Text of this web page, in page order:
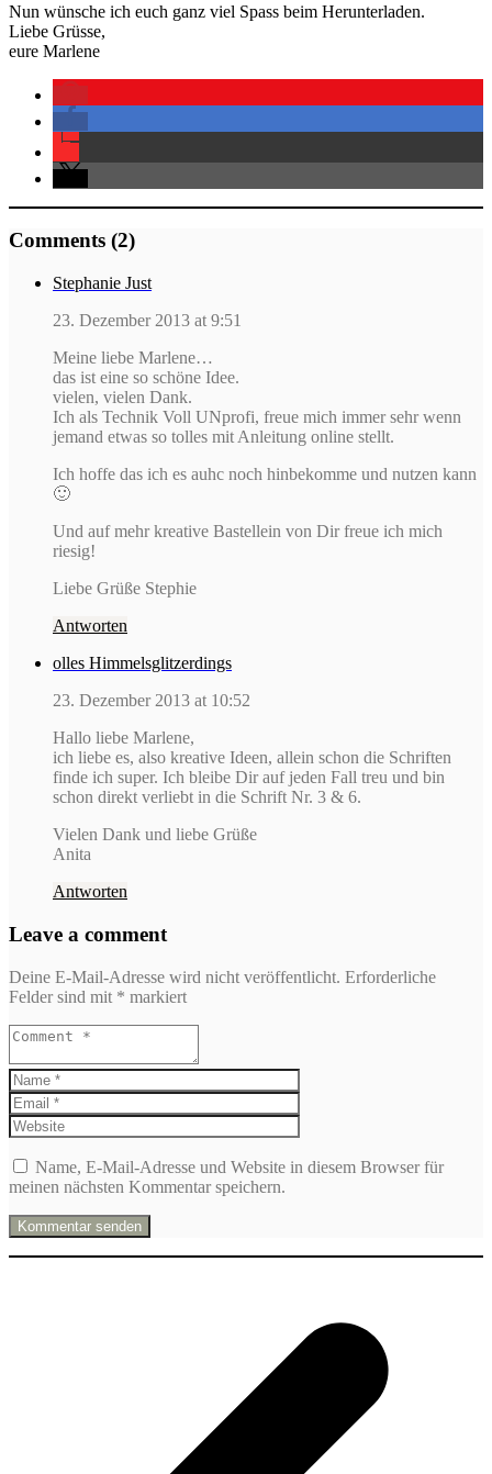
Nun wünsche ich euch ganz viel Spass beim Herunterladen.
Liebe Grüsse,
eure Marlene
Comments (2)
Stephanie Just
23. Dezember 2013 at 9:51
Meine liebe Marlene…
das ist eine so schöne Idee.
vielen, vielen Dank.
Ich als Technik Voll UNprofi, freue mich immer sehr wenn
jemand etwas so tolles mit Anleitung online stellt.
Ich hoffe das ich es auhc noch hinbekomme und nutzen kann
🙂
Und auf mehr kreative Bastellein von Dir freue ich mich
riesig!
Liebe Grüße Stephie
Antworten
olles Himmelsglitzerdings
23. Dezember 2013 at 10:52
Hallo liebe Marlene,
ich liebe es, also kreative Ideen, allein schon die Schriften
finde ich super. Ich bleibe Dir auf jeden Fall treu und bin
schon direkt verliebt in die Schrift Nr. 3 & 6.
Vielen Dank und liebe Grüße
Anita
Antworten
Leave a comment
Deine E-Mail-Adresse wird nicht veröffentlicht. Erforderliche
Felder sind mit * markiert
Name, E-Mail-Adresse und Website in diesem Browser für
meinen nächsten Kommentar speichern.